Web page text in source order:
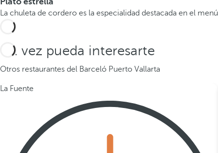
La chuleta de cordero es la especialidad destacada en el menú
Tal vez pueda interesarte
Otros restaurantes del Barceló Puerto Vallarta
La Fuente